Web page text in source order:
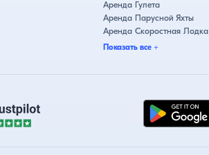
Аренда Гулета
Аренда Парусной Яхты
Аренда Скоростная Лодка
Показать все+